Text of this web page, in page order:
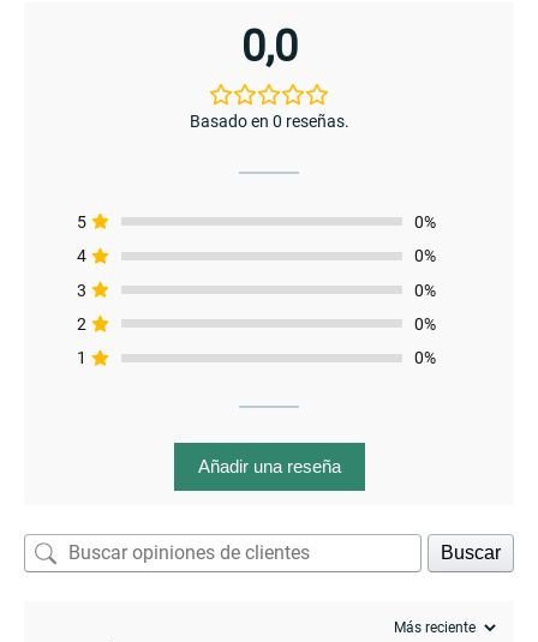
0,0
Basado en 0 reseñas.
5
0%
4
0%
3
0%
2
0%
1
0%
Añadir una reseña
Buscar